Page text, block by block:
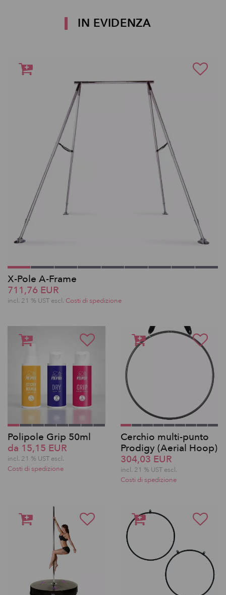
IN EVIDENZA
X-Pole A-Frame
711,76 EUR
incl. 21 % UST escl. Costi di spedizione
Polipole Grip 50ml
da 15,15 EUR
incl. 21 % UST escl.
Costi di spedizione
Cerchio multi-punto
Prodigy (Aerial Hoop)
304,03 EUR
incl. 21 % UST escl.
Costi di spedizione